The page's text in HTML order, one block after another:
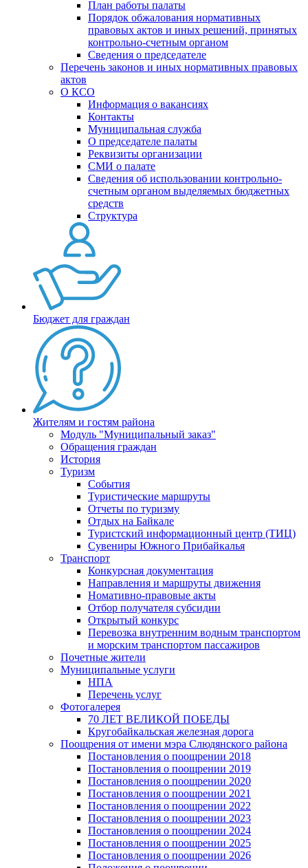
План работы палаты
Порядок обжалования нормативных
правовых актов и иных решений, принятых
контрольно-счетным органом
Сведения о председателе
Перечень законов и иных нормативных правовых
актов
О КСО
Информация о вакансиях
Контакты
Муниципальная служба
О председателе палаты
Реквизиты организации
СМИ о палате
Сведения об использовании контрольно-
счетным органом выделяемых бюджетных
средств
Структура
Бюджет для граждан
Жителям и гостям района
Модуль "Муниципальный заказ"
Обращения граждан
История
Туризм
События
Туристические маршруты
Отчеты по туризму
Отдых на Байкале
Туристский информационный центр (ТИЦ)
Сувениры Южного Прибайкалья
Транспорт
Конкурсная документация
Направления и маршруты движения
Номативно-правовые акты
Отбор получателя субсидии
Открытый конкурс
Перевозка внутренним водным транспортом
и морским транспортом пассажиров
Почетные жители
Муниципальные услуги
НПА
Перечень услуг
Фотогалерея
70 ЛЕТ ВЕЛИКОЙ ПОБЕДЫ
Кругобайкальская железная дорога
Поощрения от имени мэра Слюдянского района
Постановления о поощрении 2018
Постановления о поощрении 2019
Постановления о поощрении 2020
Постановления о поощрении 2021
Постановления о поощрении 2022
Постановления о поощрении 2023
Постановления о поощрении 2024
Постановления о поощрении 2025
Постановления о поощрении 2026